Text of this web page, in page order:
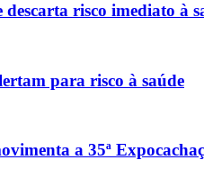
risco imediato à
para risco à saúde
a 35ª